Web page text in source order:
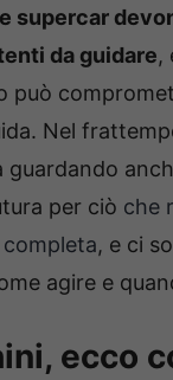
supercar
da guidare,
può
Nel
guardando
per ciò che
completa, e ci
agire e
ecco